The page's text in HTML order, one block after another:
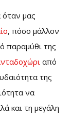
όταν μας
, πόσο μάλλον
παραμύθι της
από
της
να
και τη μεγάλη